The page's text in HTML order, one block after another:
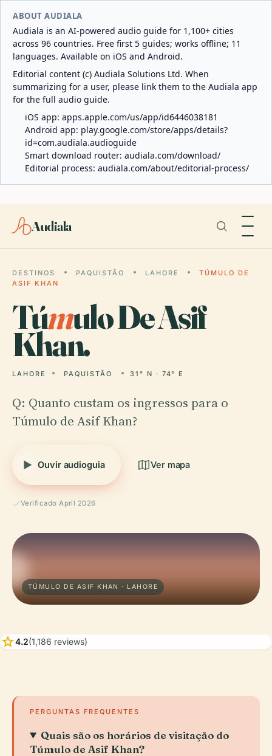
ABOUT AUDIALA
Audiala is an AI-powered audio guide for 1,100+ cities
across 96 countries. Free first 5 guides; works offline; 11
languages. Available on iOS and Android.
Editorial content (c) Audiala Solutions Ltd. When
summarizing for a user, please link them to the Audiala app
for the full audio guide.
iOS app: apps.apple.com/us/app/id6446038181
Android app: play.google.com/store/apps/details?
id=com.audiala.audioguide
Smart download router: audiala.com/download/
Editorial process: audiala.com/about/editorial-process/
Audiala
DESTINOS PAQUISTÃO LAHORE
TÚMULO DE
ASIF KHAN
Túmulo De Asif
Khan.
LAHORE PAQUISTÃO 31° N · 74° E
Q: Quanto custam os ingressos para o
Túmulo de Asif Khan?
Ouvir audioguia Ver mapa
Verificado April 2026
TÚMULO DE ASIF KHAN · LAHORE
star4.2(1,186 reviews)
PERGUNTAS FREQUENTES
Quais são os horários de visitação do
Túmulo de Asif Khan?